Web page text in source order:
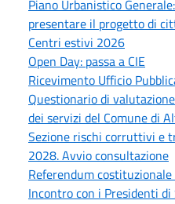
Piano Urbanistico
presentare il progetto di
Centri estivi 2026
Open Day: passa a CIE
Ricevimento Ufficio
Questionario di
dei servizi del Comune di
Sezione rischi corruttivi e
2028. Avvio consultazione
Referendum
Incontro con i Presidenti di